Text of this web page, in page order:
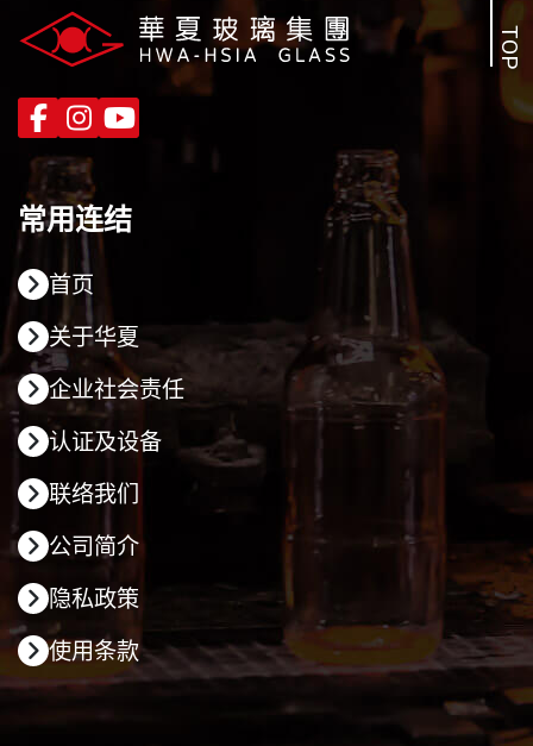
TOP
常用连结
首页
关于华夏
企业社会责任
认证及设备
联络我们
公司简介
隐私政策
使用条款